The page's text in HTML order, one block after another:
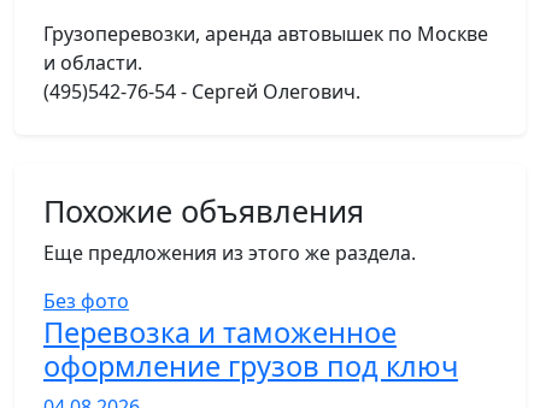
Грузоперевозки, аренда автовышек по Москве
и области.
(495)542-76-54 - Сергей Олегович.
Похожие объявления
Еще предложения из этого же раздела.
Без фото
Перевозка и таможенное
оформление грузов под ключ